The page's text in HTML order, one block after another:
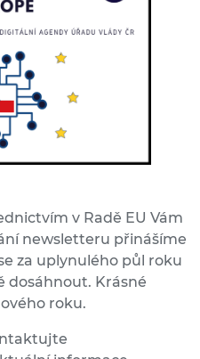
v Radě EU Vám
newsletteru přinášíme
za uplynulého půl roku
dosáhnout. Krásné
roku.